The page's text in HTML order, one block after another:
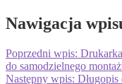
Nawigacja
Poprzedni wpis:
do samodzielnego
Następny wpis: